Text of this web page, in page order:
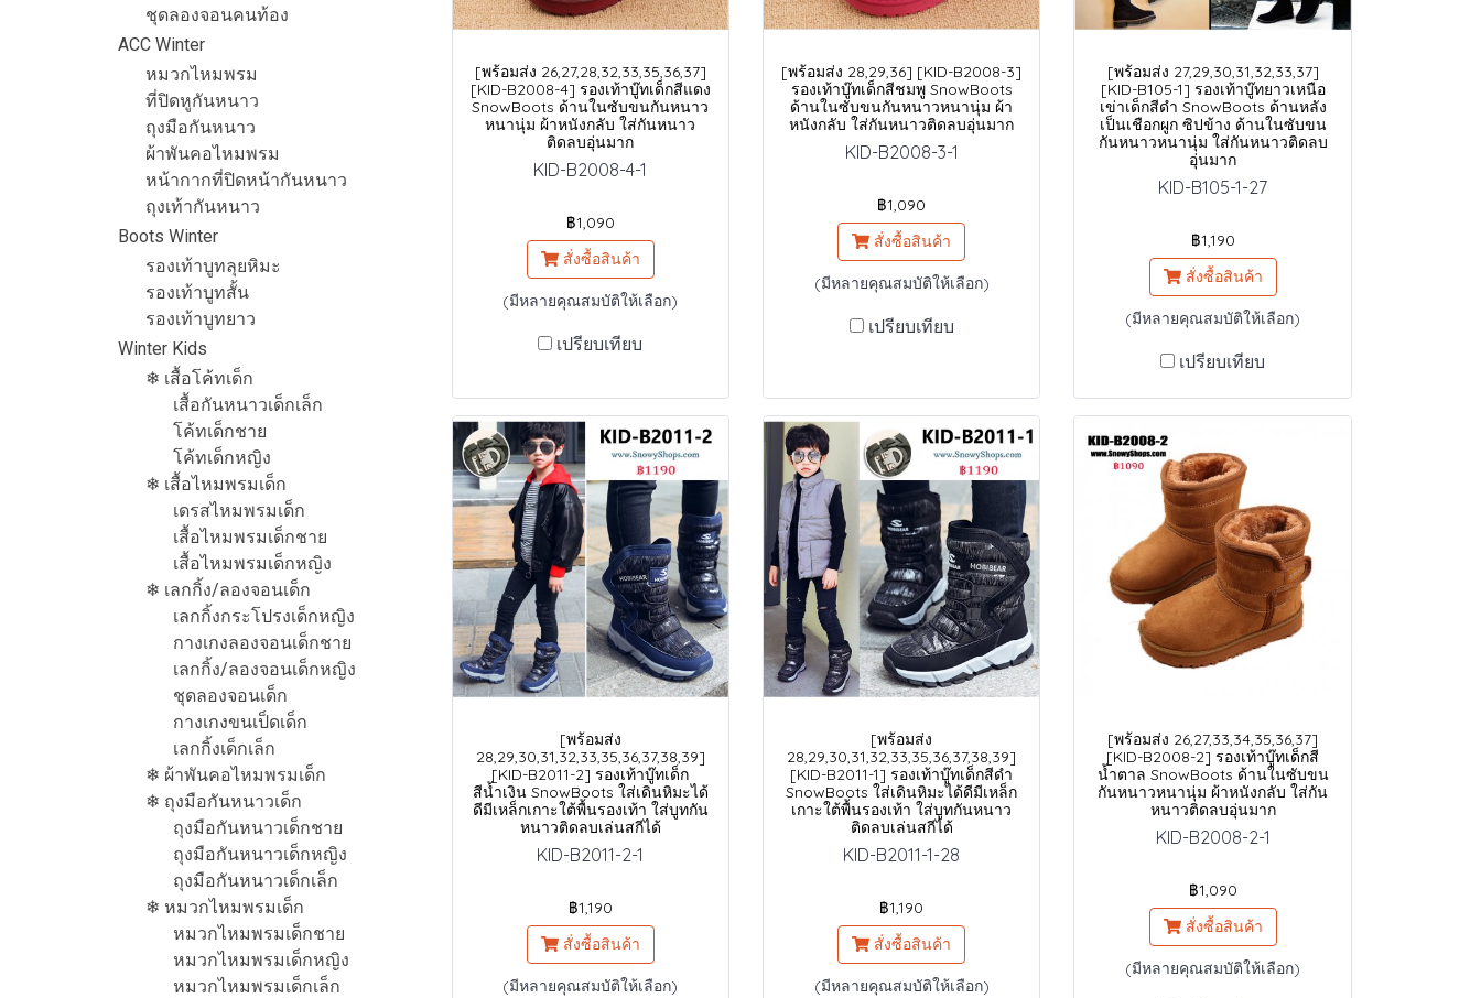
[พร้อมส่ง 26,27,28,32,33,35,36,37]
[KID-B2008-4] รองเท้าบู๊ทเด็กสีแดง
SnowBoots ด้านในซับขนกันหนาว
หนานุ่ม ผ้าหนังกลับ ใส่กันหนาว
ติดลบอุ่นมาก
KID-B2008-4-1
฿1,090
สั่งซื้อสินค้า
(มีหลายคุณสมบัติให้เลือก)
เปรียบเทียบ
[พร้อมส่ง 28,29,36] [KID-B2008-3]
รองเท้าบู๊ทเด็กสีชมพู SnowBoots
ด้านในซับขนกันหนาวหนานุ่ม ผ้า
หนังกลับ ใส่กันหนาวติดลบอุ่นมาก
KID-B2008-3-1
฿1,090
สั่งซื้อสินค้า
(มีหลายคุณสมบัติให้เลือก)
เปรียบเทียบ
[พร้อมส่ง 27,29,30,31,32,33,37]
[KID-B105-1] รองเท้าบู๊ทยาวเหนือ
เข่าเด็กสีดำ SnowBoots ด้านหลัง
เป็นเชือกผูก ซิปข้าง ด้านในซับขน
กันหนาวหนานุ่ม ใส่กันหนาวติดลบ
อุ่นมาก
KID-B105-1-27
฿1,190
สั่งซื้อสินค้า
(มีหลายคุณสมบัติให้เลือก)
เปรียบเทียบ
[พร้อมส่ง
28,29,30,31,32,33,35,36,37,38,39]
[KID-B2011-2] รองเท้าบู๊ทเด็ก
สีน้ำเงิน SnowBoots ใส่เดินหิมะได้
ดีมีเหล็กเกาะใต้พื้นรองเท้า ใส่บูทกัน
หนาวติดลบเล่นสกีได้
KID-B2011-2-1
฿1,190
สั่งซื้อสินค้า
(มีหลายคุณสมบัติให้เลือก)
[พร้อมส่ง
28,29,30,31,32,33,35,36,37,38,39]
[KID-B2011-1] รองเท้าบู๊ทเด็กสีดำ
SnowBoots ใส่เดินหิมะได้ดีมีเหล็ก
เกาะใต้พื้นรองเท้า ใส่บูทกันหนาว
ติดลบเล่นสกีได้
KID-B2011-1-28
฿1,190
สั่งซื้อสินค้า
(มีหลายคุณสมบัติให้เลือก)
[พร้อมส่ง 26,27,33,34,35,36,37]
[KID-B2008-2] รองเท้าบู๊ทเด็กสี
น้ำตาล SnowBoots ด้านในซับขน
กันหนาวหนานุ่ม ผ้าหนังกลับ ใส่กัน
หนาวติดลบอุ่นมาก
KID-B2008-2-1
฿1,090
สั่งซื้อสินค้า
(มีหลายคุณสมบัติให้เลือก)
ชุดลองจอนคนท้อง
ACC Winter
หมวกไหมพรม
ที่ปิดหูกันหนาว
ถุงมือกันหนาว
ผ้าพันคอไหมพรม
หน้ากากที่ปิดหน้ากันหนาว
ถุงเท้ากันหนาว
Boots Winter
รองเท้าบูทลุยหิมะ
รองเท้าบูทสั้น
รองเท้าบูทยาว
Winter Kids
❄ เสื้อโค้ทเด็ก
เสื้อกันหนาวเด็กเล็ก
โค้ทเด็กชาย
โค้ทเด็กหญิง
❄ เสื้อไหมพรมเด็ก
เดรสไหมพรมเด็ก
เสื้อไหมพรมเด็กชาย
เสื้อไหมพรมเด็กหญิง
❄ เลกกิ้ง/ลองจอนเด็ก
เลกกิ้งกระโปรงเด็กหญิง
กางเกงลองจอนเด็กชาย
เลกกิ้ง/ลองจอนเด็กหญิง
ชุดลองจอนเด็ก
กางเกงขนเป็ดเด็ก
เลกกิ้งเด็กเล็ก
❄ ผ้าพันคอไหมพรมเด็ก
❄ ถุงมือกันหนาวเด็ก
ถุงมือกันหนาวเด็กชาย
ถุงมือกันหนาวเด็กหญิง
ถุงมือกันหนาวเด็กเล็ก
❄ หมวกไหมพรมเด็ก
หมวกไหมพรมเด็กชาย
หมวกไหมพรมเด็กหญิง
หมวกไหมพรมเด็กเล็ก